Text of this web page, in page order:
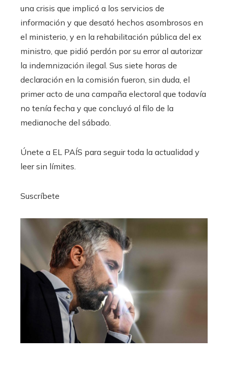
una crisis que implicó a los servicios de
información y que desató hechos asombrosos en
el ministerio, y en la rehabilitación pública del ex
ministro, que pidió perdón por su error al autorizar
la indemnización ilegal. Sus siete horas de
declaración en la comisión fueron, sin duda, el
primer acto de una campaña electoral que todavía
no tenía fecha y que concluyó al filo de la
medianoche del sábado.
Únete a EL PAÍS para seguir toda la actualidad y
leer sin límites.
Suscríbete